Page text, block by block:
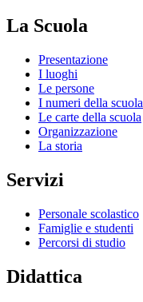
La Scuola
Presentazione
I luoghi
Le persone
I numeri della scuola
Le carte della scuola
Organizzazione
La storia
Servizi
Personale scolastico
Famiglie e studenti
Percorsi di studio
Didattica